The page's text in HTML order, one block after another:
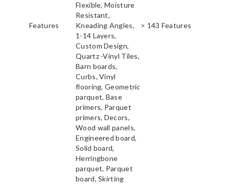
Features
Flexible, Moisture
Resistant,
Kneading Angles,
1-14 Layers,
Custom Design,
> 143 Features
Quartz -Vinyl Tiles,
Barn boards,
Curbs, Vinyl
flooring, Geometric
parquet, Base
primers, Parquet
primers, Decors,
Wood wall panels,
Engineered board,
Solid board,
Herringbone
parquet, Parquet
board, Skirting